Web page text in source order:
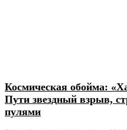
Космическая обойма:
Пути звездный взрыв,
пулями